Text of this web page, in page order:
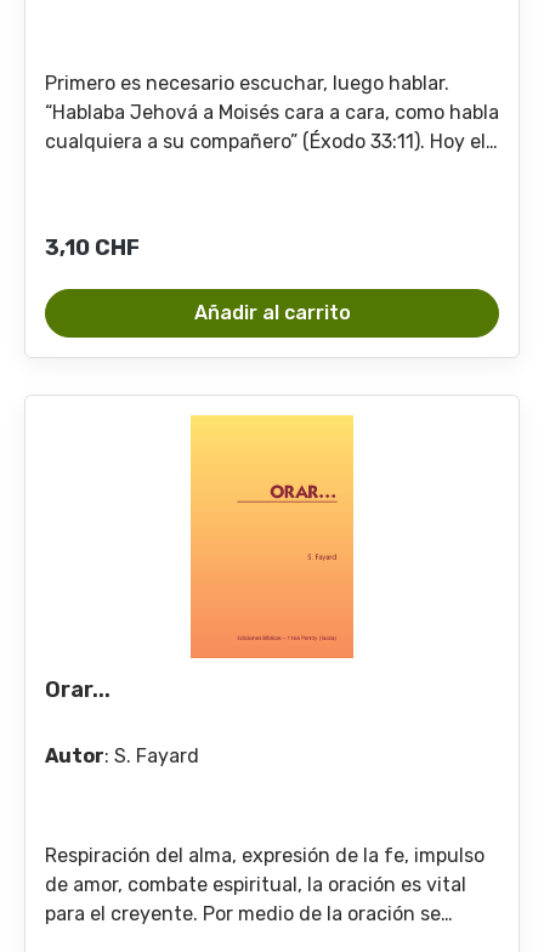
Primero es necesario escuchar, luego hablar.
“Hablaba Jehová a Moisés cara a cara, como habla
cualquiera a su compañero” (Éxodo 33:11). Hoy el
Padre.
Precio normal:
3,10 CHF
Añadir al carrito
Orar...
Autor: S. Fayard
Respiración del alma, expresión de la fe, impulso
de amor, combate espiritual, la oración es vital
para el creyente. Por medio de la oración se